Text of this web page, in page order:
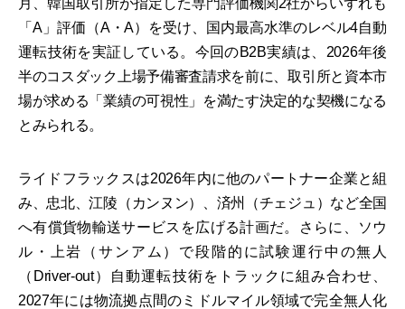
「A」評価（A・A）を受け、国内最高水準のレベル4自動
運転技術を実証している。今回のB2B実績は、2026年後
半のコスダック上場予備審査請求を前に、取引所と資本市
場が求める「業績の可視性」を満たす決定的な契機になる
とみられる。
ライドフラックスは2026年内に他のパートナー企業と組
み、忠北、江陵（カンヌン）、済州（チェジュ）など全国
へ有償貨物輸送サービスを広げる計画だ。さらに、ソウ
ル・上岩（サンアム）で段階的に試験運行中の無人
（Driver-out）自動運転技術をトラックに組み合わせ、
2027年には物流拠点間のミドルマイル領域で完全無人化